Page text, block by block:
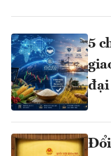
5
đại
Đổi